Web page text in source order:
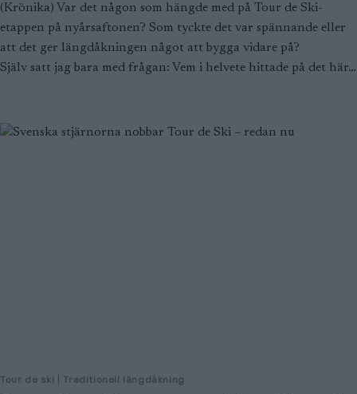
(Krönika) Var det någon som hängde med på Tour de Ski-
etappen på nyårsaftonen? Som tyckte det var spännande eller
att det ger längdåkningen något att bygga vidare på?
Själv satt jag bara med frågan: Vem i helvete hittade på det här…
Tour de ski Traditionell längdåkning